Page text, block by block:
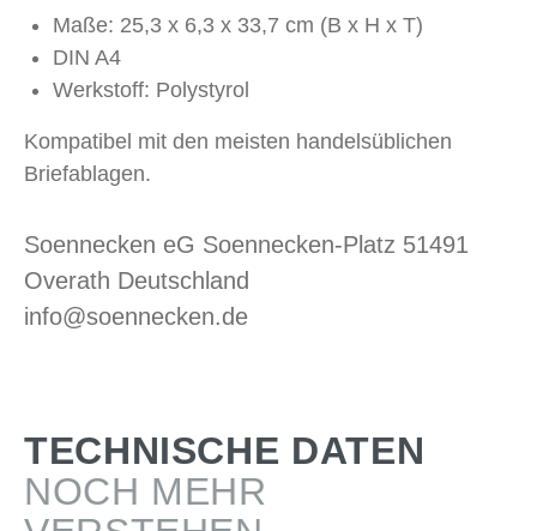
Maße: 25,3 x 6,3 x 33,7 cm (B x H x T)
DIN A4
Werkstoff: Polystyrol
Kompatibel mit den meisten handelsüblichen
Briefablagen.
Soennecken eG Soennecken-Platz 51491
Overath Deutschland
info@soennecken.de
TECHNISCHE DATEN
NOCH MEHR